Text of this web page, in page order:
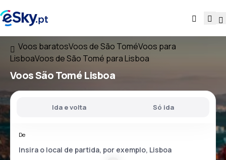
Voos baratosVoos de São ToméVoos para
LisboaVoos de São Tomé para Lisboa
VoosSão Tomé Lisboa
Ida e volta Só ida
De